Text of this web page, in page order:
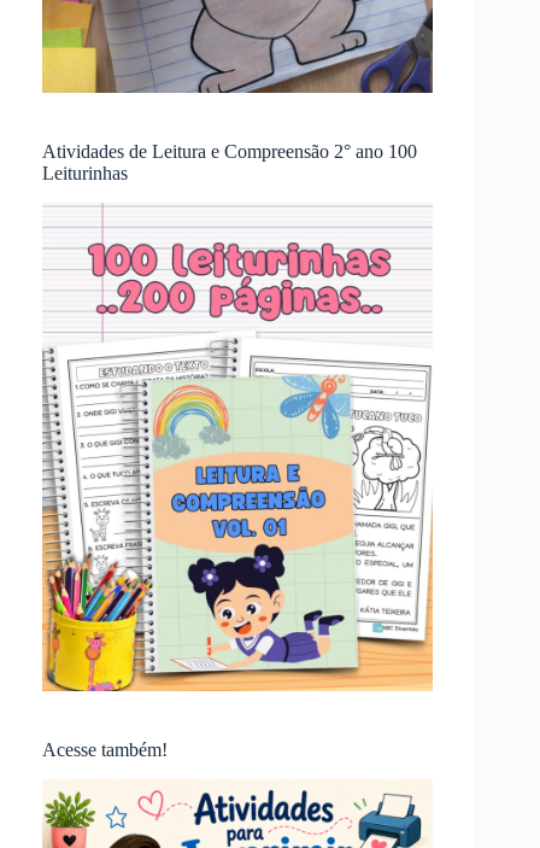
Atividades de Leitura e Compreensão 2° ano 100
Leiturinhas
Acesse também!